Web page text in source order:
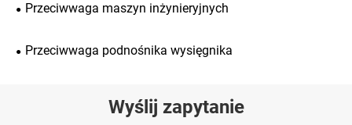
Przeciwwaga maszyn inżynieryjnych
Przeciwwaga podnośnika wysięgnika
Wyślij zapytanie